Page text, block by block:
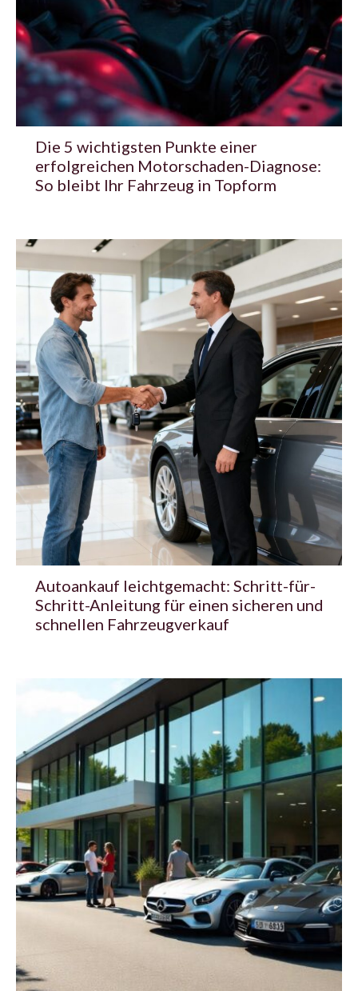
Die 5 wichtigsten Punkte einer
erfolgreichen Motorschaden-Diagnose:
So bleibt Ihr Fahrzeug in Topform
Autoankauf leichtgemacht: Schritt-für-
Schritt-Anleitung für einen sicheren und
schnellen Fahrzeugverkauf